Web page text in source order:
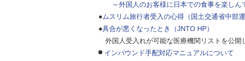
～外国人のお客様に日本での食事を楽しん
●ムスリム旅行者受入の心得（国土交通省中部運
●具合が悪くなったとき（JNTO HP）
外国人受入れが可能な医療機関リストを公開
インバウンド手配対応マニュアルについて